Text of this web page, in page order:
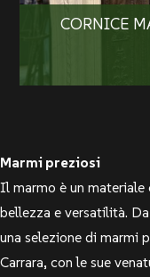
CORNICE
Marmi preziosi
Il marmo è un materiale
bellezza e versatilità.
una selezione di marmi
Carrara, con le sue